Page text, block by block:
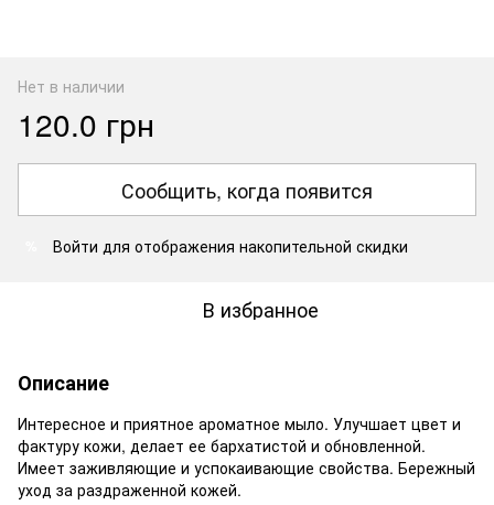
Нет в наличии
120.0 грн
Сообщить, когда появится
Войти для отображения накопительной скидки
В избранное
Описание
Интересное и приятное ароматное мыло. Улучшает цвет и
фактуру кожи, делает ее бархатистой и обновленной.
Имеет заживляющие и успокаивающие свойства. Бережный
уход за раздраженной кожей.